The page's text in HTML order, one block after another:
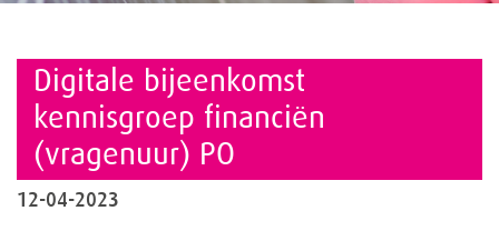
Digitale bijeenkomst
kennisgroep financiën
(vragenuur) PO
12-04-2023